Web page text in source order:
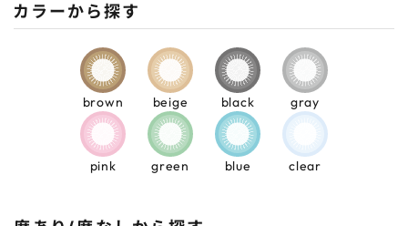
カラーから探す
brown beige black gray
pink green blue clear